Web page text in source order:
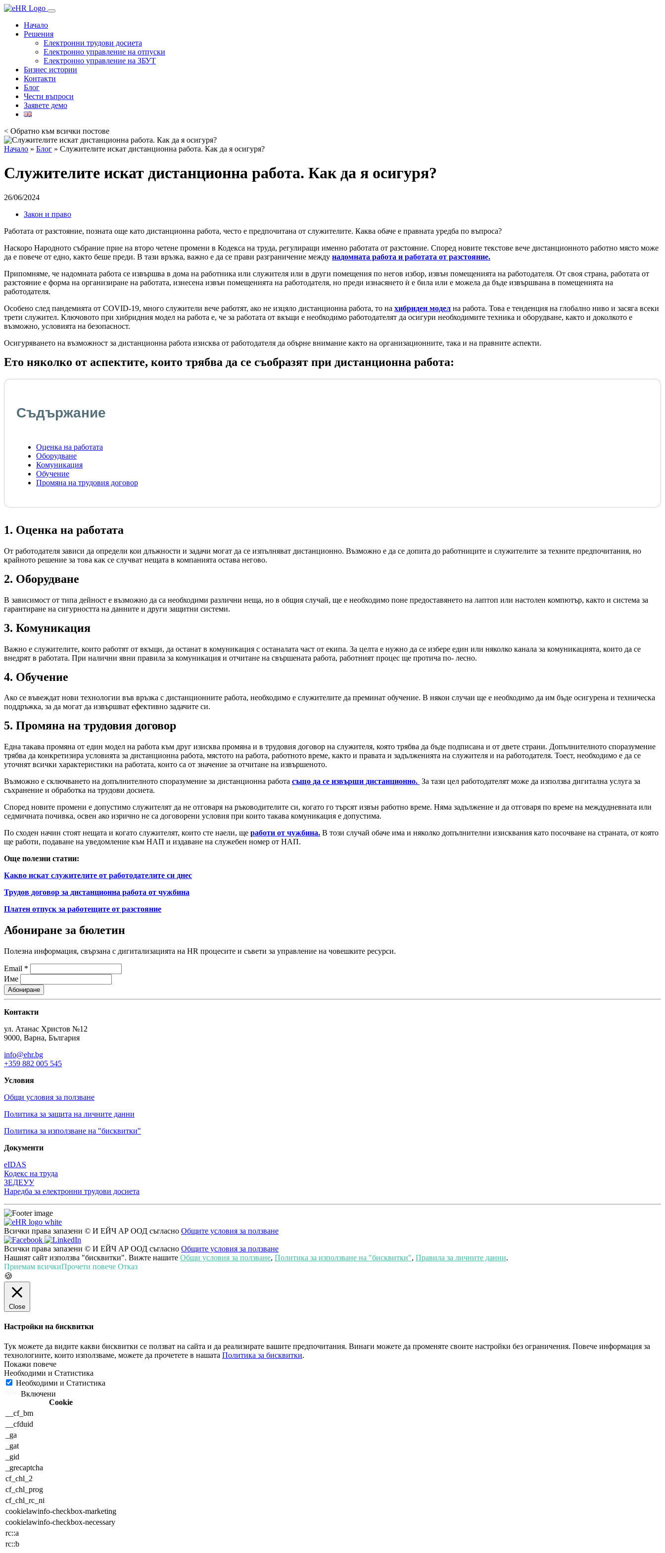
Начало
Решения
Електронни трудови досиета
Електронно управление на отпуски
Електронно управление на ЗБУТ
Бизнес истории
Контакти
Блог
Чести въпроси
Заявете демо
< Обратно към всички постове
Начало » Блог » Служителите искат дистанционна работа. Как да я осигуря?
Служителите искат дистанционна работа. Как да я осигуря?
26/06/2024
Закон и право
Работата от разстояние, позната още като дистанционна работа, често е предпочитана от служителите. Каква обаче е правната уредба по въпроса?
Наскоро Народното събрание прие на второ четене промени в Кодекса на труда, регулиращи именно работата от разстояние. Според новите текстове вече дистанционното работно място може
да е повече от едно, както беше преди. В тази връзка, важно е да се прави разграничение между надомната работа и работата от разстояние.
Припомняме, че надомната работа се извършва в дома на работника или служителя или в други помещения по негов избор, извън помещенията на работодателя. От своя страна, работата от
разстояние е форма на организиране на работата, изнесена извън помещенията на работодателя, но преди изнасянето ѝ е била или е можела да бъде извършвана в помещенията на
работодателя.
Особено след пандемията от COVID-19, много служители вече работят, ако не изцяло дистанционна работа, то на хибриден модел на работа. Това е тенденция на глобално ниво и засяга всеки
трети служител. Ключовото при хибридния модел на работа е, че за работата от вкъщи е необходимо работодателят да осигури необходимите техника и оборудване, както и доколкото е
възможно, условията на безопасност.
Осигуряването на възможност за дистанционна работа изисква от работодателя да обърне внимание както на организационните, така и на правните аспекти.
Ето няколко от аспектите, които трябва да се съобразят при дистанционна работа:
Съдържание
Оценка на работата
Оборудване
Комуникация
Обучение
Промяна на трудовия договор
1. Оценка на работата
От работодателя зависи да определи кои длъжности и задачи могат да се изпълняват дистанционно. Възможно е да се допита до работниците и служителите за техните предпочитания, но
крайното решение за това как се случват нещата в компанията остава негово.
2. Оборудване
В зависимост от типа дейност е възможно да са необходими различни неща, но в общия случай, ще е необходимо поне предоставянето на лаптоп или настолен компютър, както и система за
гарантиране на сигурността на данните и други защитни системи.
3. Комуникация
Важно е служителите, които работят от вкъщи, да останат в комуникация с останалата част от екипа. За целта е нужно да се избере един или няколко канала за комуникацията, които да се
внедрят в работата. При налични явни правила за комуникация и отчитане на свършената работа, работният процес ще протича по- лесно.
4. Обучение
Ако се въвеждат нови технологии във връзка с дистанционните работа, необходимо е служителите да преминат обучение. В някои случаи ще е необходимо да им бъде осигурена и техническа
поддръжка, за да могат да извършват ефективно задачите си.
5. Промяна на трудовия договор
Една такава промяна от един модел на работа към друг изисква промяна и в трудовия договор на служителя, която трябва да бъде подписана и от двете страни. Допълнителното споразумение
трябва да конкретизира условията за дистанционна работа, мястото на работа, работното време, както и правата и задълженията на служителя и на работодателя. Тоест, необходимо е да се
уточнят всички характеристики на работата, които са от значение за отчитане на извършеното.
Възможно е сключването на допълнителното споразумение за дистанционна работа също да се извърши дистанционно. За тази цел работодателят може да използва дигитална услуга за
съхранение и обработка на трудови досиета.
Според новите промени е допустимо служителят да не отговаря на ръководителите си, когато го търсят извън работно време. Няма задължение и да отговаря по време на междудневната или
седмичната почивка, освен ако изрично не са договорени условия при които такава комуникация е допустима.
По сходен начин стоят нещата и когато служителят, които сте наели, ще работи от чужбина. В този случай обаче има и няколко допълнителни изисквания като посочване на страната, от която
ще работи, подаване на уведомление към НАП и издаване на служебен номер от НАП.
Още полезни статии:
Какво искат служителите от работодателите си днес
Трудов договор за дистанционна работа от чужбина
Платен отпуск за работещите от разстояние
Абониране за бюлетин
Полезна информация, свързана с дигитализацията на HR процесите и съвети за управление на човешките ресурси.
Email *
Име
Контакти
ул. Атанас Христов №12
9000, Варна, България
info@ehr.bg
+359 882 005 545
Условия
Общи условия за ползване
Политика за защита на личните данни
Политика за използване на "бисквитки"
Документи
eIDAS
Кодекс на труда
ЗЕДЕУУ
Наредба за електронни трудови досиета
Всички права запазени © И ЕЙЧ АР ООД съгласно Общите условия за ползване
Всички права запазени © И ЕЙЧ АР ООД съгласно Общите условия за ползване
Нашият сайт използва "бисквитки". Вижте нашите Общи условия за ползване, Политика за използване на "бисквитки", Правила за личните данни.
Приемам всичкиПрочети повече Отказ
🍪
Close
Настройки на бисквитки
Тук можете да видите какви бисквитки се ползват на сайта и да реализирате вашите предпочитания. Винаги можете да променяте своите настройки без ограничения. Повече информация за
технологиите, които използваме, можете да прочетете в нашата Политика за бисквитки.
Необходими и Статистика
Необходими и Статистика
Always Enabled
Cookie
__cf_bm
__cfduid
_ga
_gat
_gid
_grecaptcha
cf_chl_2
cf_chl_prog
cf_chl_rc_ni
cookielawinfo-checkbox-marketing
cookielawinfo-checkbox-necessary
rc::a
rc::b